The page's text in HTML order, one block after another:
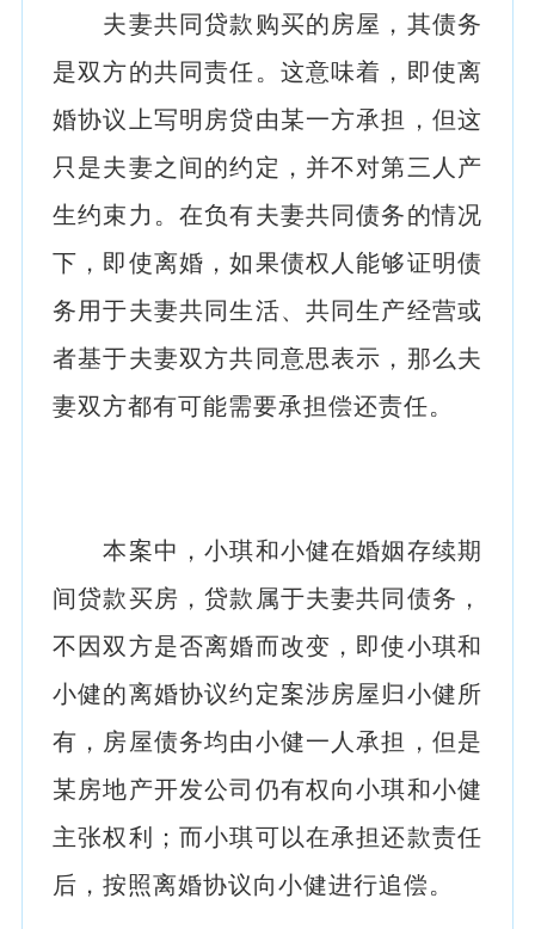
夫妻共同贷款购买的房屋，其债务
是双方的共同责任。这意味着，即使离
婚协议上写明房贷由某一方承担，但这
只是夫妻之间的约定，并不对第三人产
生约束力。在负有夫妻共同债务的情况
下，即使离婚，如果债权人能够证明债
务用于夫妻共同生活、共同生产经营或
者基于夫妻双方共同意思表示，那么夫
妻双方都有可能需要承担偿还责任。
本案中，小琪和小健在婚姻存续期
间贷款买房，贷款属于夫妻共同债务，
不因双方是否离婚而改变，即使小琪和
小健的离婚协议约定案涉房屋归小健所
有，房屋债务均由小健一人承担，但是
某房地产开发公司仍有权向小琪和小健
主张权利；而小琪可以在承担还款责任
后，按照离婚协议向小健进行追偿。